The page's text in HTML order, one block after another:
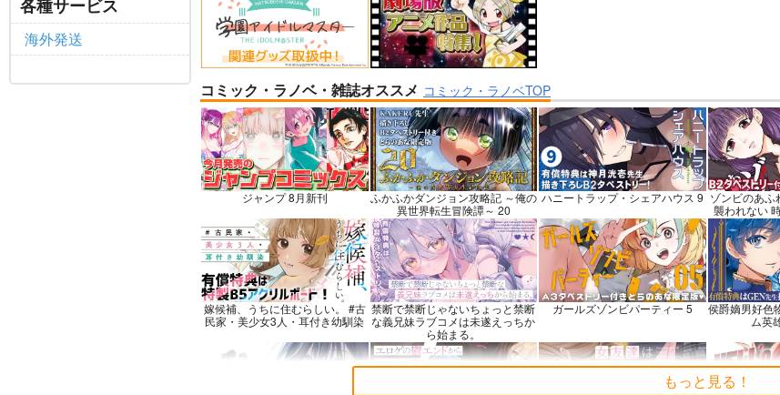
各種サービス
海外発送
770円（税込）
Fate/Grand Order
マシュ・キリエライト
リリス
サンプル カート
ハイパーソニックソウル
3,025円（税込）
Fate/Grand Order
カルナ
アルジュナ
サンプル カート サンプル カート サンプル
コミック・ラノベ・雑誌オススメ コミック・ラノベTOP
ジャンプ 8月新刊
ふかふかダンジョン攻略記 ～俺の
異世界転生冒険譚～ 20
ハニートラップ・シェアハウス 9 ゾンビのあふ
襲われない
嫁候補、うちに住むらしい。 #古
民家・美少女3人・耳付き幼馴染
禁断で禁断じゃないちょっと禁断
な義兄妹ラブコメは未遂えっちか
ら始まる。
ガールズゾンビパーティー 5
侯爵嫡男好色
ム英
もっと見る！